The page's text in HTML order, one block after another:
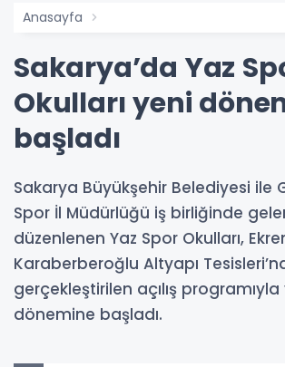
Anasayfa
Sakarya’da Yaz
Okulları yeni
başladı
Sakarya Büyükşehir Belediyesi ile
Spor İl Müdürlüğü iş birliğinde
düzenlenen Yaz Spor Okulları,
Karaberberoğlu Altyapı
gerçekleştirilen açılış programıyla
dönemine başladı.